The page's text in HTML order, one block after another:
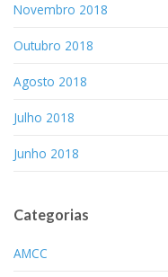
Novembro 2018
Outubro 2018
Agosto 2018
Julho 2018
Junho 2018
Categorias
AMCC